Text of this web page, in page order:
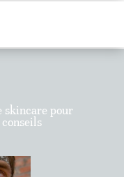
skincare pour